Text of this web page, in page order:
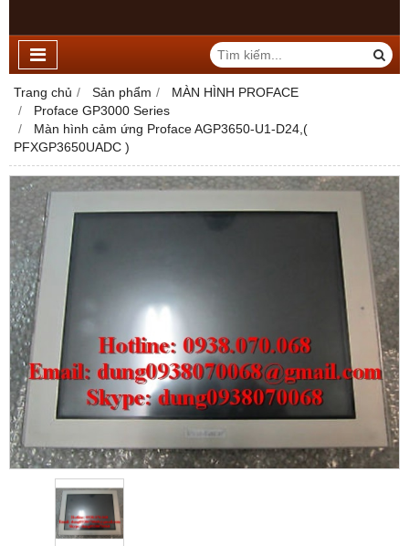
Trang chủ Sản phẩm
MÀN HÌNH PROFACE
Proface GP3000 Series
Màn hình cảm ứng Proface AGP3650-U1-D24,(
PFXGP3650UADC )